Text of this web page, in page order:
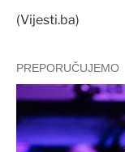
(Vijesti.ba)